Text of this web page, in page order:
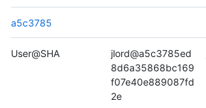
a5c3785
User@SHA
jlord@a5c3785ed
8d6a35868bc169
f07e40e889087fd
2e